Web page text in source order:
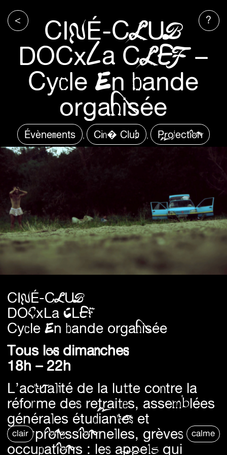
clair calme
< ?
CINÉ-CLUB
DOCxLa CLEF –
Cycle En bande
organisée
Évènements Cin� Club Projection
CINÉ-CLUB
DOCxLa CLEF
Cycle En bande organisée
Tous les dimanches
18h – 22h
L’actualité de la lutte contre la
réforme des retraites, assemblées
générales étudiantes et
interprofessionnelles, grèves et
occupations : les appels qui